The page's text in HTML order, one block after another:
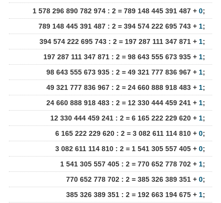
1 578 296 890 782 974 : 2 = 789 148 445 391 487 + 0;
789 148 445 391 487 : 2 = 394 574 222 695 743 + 1;
394 574 222 695 743 : 2 = 197 287 111 347 871 + 1;
197 287 111 347 871 : 2 = 98 643 555 673 935 + 1;
98 643 555 673 935 : 2 = 49 321 777 836 967 + 1;
49 321 777 836 967 : 2 = 24 660 888 918 483 + 1;
24 660 888 918 483 : 2 = 12 330 444 459 241 + 1;
12 330 444 459 241 : 2 = 6 165 222 229 620 + 1;
6 165 222 229 620 : 2 = 3 082 611 114 810 + 0;
3 082 611 114 810 : 2 = 1 541 305 557 405 + 0;
1 541 305 557 405 : 2 = 770 652 778 702 + 1;
770 652 778 702 : 2 = 385 326 389 351 + 0;
385 326 389 351 : 2 = 192 663 194 675 + 1;